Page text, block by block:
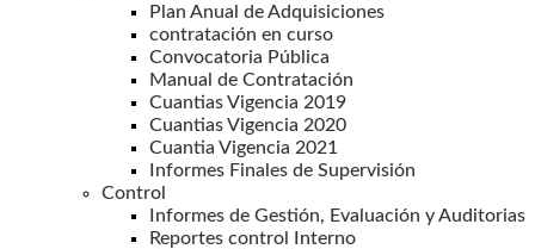
Plan Anual de Adquisiciones
contratación en curso
Convocatoria Pública
Manual de Contratación
Cuantias Vigencia 2019
Cuantias Vigencia 2020
Cuantia Vigencia 2021
Informes Finales de Supervisión
Control
Informes de Gestión, Evaluación y Auditorias
Reportes control Interno